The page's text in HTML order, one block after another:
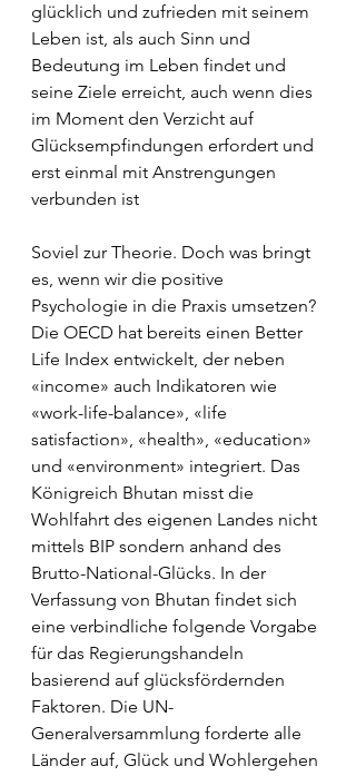
glücklich und zufrieden mit seinem
Leben ist, als auch Sinn und
Bedeutung im Leben findet und
seine Ziele erreicht, auch wenn dies
im Moment den Verzicht auf
Glücksempfindungen erfordert und
erst einmal mit Anstrengungen
verbunden ist
Soviel zur Theorie. Doch was bringt
es, wenn wir die positive
Psychologie in die Praxis umsetzen?
Die OECD hat bereits einen Better
Life Index entwickelt, der neben
«income» auch Indikatoren wie
«work-life-balance», «life
satisfaction», «health», «education»
und «environment» integriert. Das
Königreich Bhutan misst die
Wohlfahrt des eigenen Landes nicht
mittels BIP sondern anhand des
Brutto-National-Glücks. In der
Verfassung von Bhutan findet sich
eine verbindliche folgende Vorgabe
für das Regierungshandeln
basierend auf glücksfördernden
Faktoren. Die UN-
Generalversammlung forderte alle
Länder auf, Glück und Wohlergehen